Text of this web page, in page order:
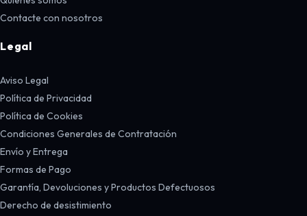
Contacte con nosotros
Legal
Aviso Legal
Política de Privacidad
Política de Cookies
Condiciones Generales de Contratación
Envío y Entrega
Formas de Pago
Garantía, Devoluciones y Productos Defectuosos
Derecho de desistimiento